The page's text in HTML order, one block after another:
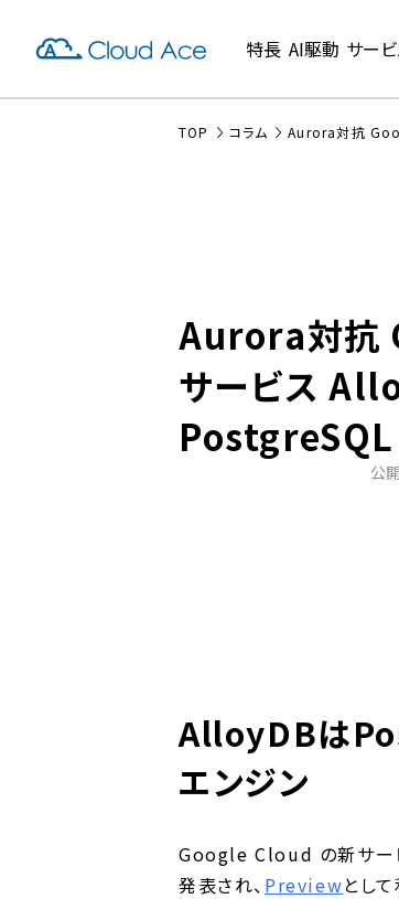
特長 AI駆動 サー
TOP コラム Aurora対抗
Aurora対抗
サービス
PostgreSQL
公
AlloyDBは
エンジン
Google Cloud の新サー
発表され、 Previewとし